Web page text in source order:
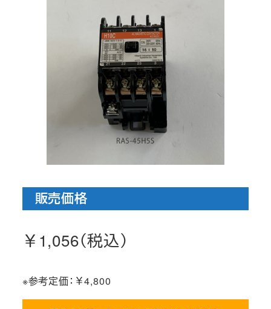
販売価格
￥1,056（税込）
※参考定価：￥4,800